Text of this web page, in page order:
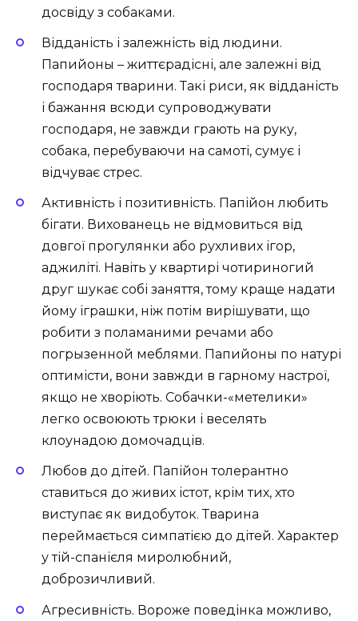
досвіду з собаками.
Відданість і залежність від людини.
Папийоны – життєрадісні, але залежні від
господаря тварини. Такі риси, як відданість
і бажання всюди супроводжувати
господаря, не завжди грають на руку,
собака, перебуваючи на самоті, сумує і
відчуває стрес.
Активність і позитивність. Папійон любить
бігати. Вихованець не відмовиться від
довгої прогулянки або рухливих ігор,
аджиліті. Навіть у квартирі чотириногий
друг шукає собі заняття, тому краще надати
йому іграшки, ніж потім вирішувати, що
робити з поламаними речами або
погрызенной меблями. Папийоны по натурі
оптимісти, вони завжди в гарному настрої,
якщо не хворіють. Собачки-«метелики»
легко освоюють трюки і веселять
клоунадою домочадців.
Любов до дітей. Папійон толерантно
ставиться до живих істот, крім тих, хто
виступає як видобуток. Тварина
переймається симпатією до дітей. Характер
у тій-спанієля миролюбний,
доброзичливий.
Агресивність. Вороже поведінка можливо,